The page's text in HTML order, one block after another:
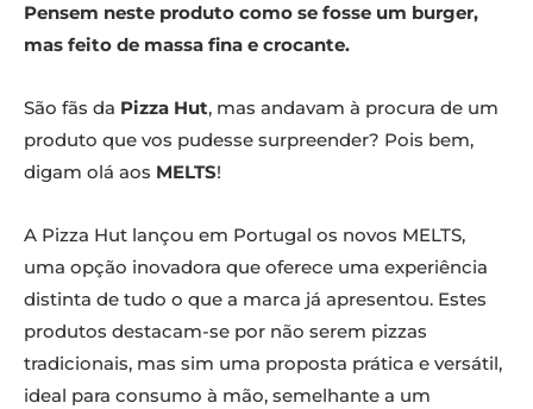
Pensem neste produto como se fosse um burger,
mas feito de massa fina e crocante.
São fãs da Pizza Hut, mas andavam à procura de um
produto que vos pudesse surpreender? Pois bem,
digam olá aos MELTS!
A Pizza Hut lançou em Portugal os novos MELTS,
uma opção inovadora que oferece uma experiência
distinta de tudo o que a marca já apresentou. Estes
produtos destacam-se por não serem pizzas
tradicionais, mas sim uma proposta prática e versátil,
ideal para consumo à mão, semelhante a um